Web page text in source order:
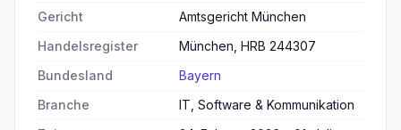
Gericht
Amtsgericht München
Handelsregister
München, HRB 244307
Bundesland
Bayern
Branche
IT, Software & Kommunikation